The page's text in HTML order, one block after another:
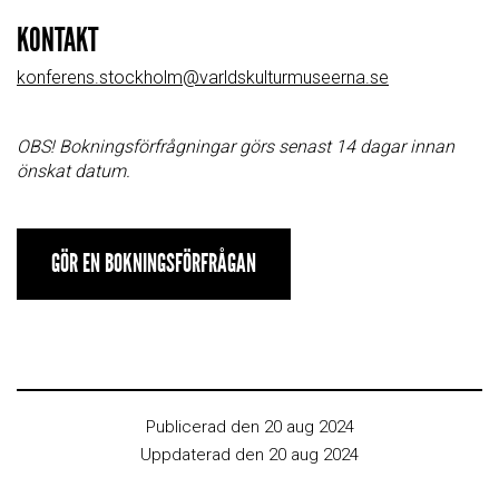
KONTAKT
konferens.stockholm@varldskulturmuseerna.se
OBS! Bokningsförfrågningar görs senast 14 dagar innan
önskat datum.
GÖR EN BOKNINGSFÖRFRÅGAN
Publicerad den 20 aug 2024
Uppdaterad den 20 aug 2024